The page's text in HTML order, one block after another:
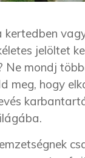
kertedben
jelöltet
Ne mondj
meg, hogy